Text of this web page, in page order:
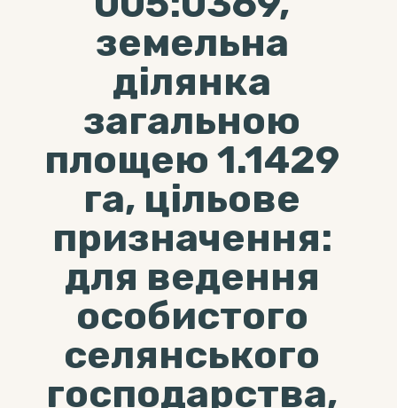
земельна
ділянка
загальною
площею 1.1429
га, цільове
призначення:
для ведення
особистого
селянського
господарства,